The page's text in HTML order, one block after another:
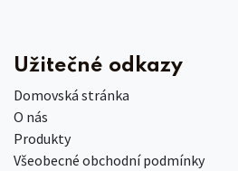
Užitečné odkazy
Domovská stránka
O nás
Produkty
Všeobecné obchodní podmínky